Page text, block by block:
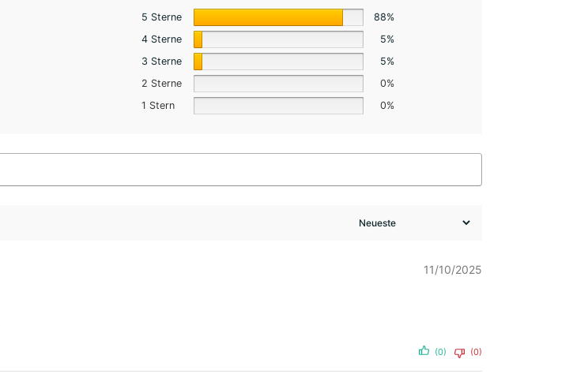
5 Sterne
88%
4 Sterne
5%
3 Sterne
5%
2 Sterne
0%
1 Stern
0%
11/10/2025
(0) (0)